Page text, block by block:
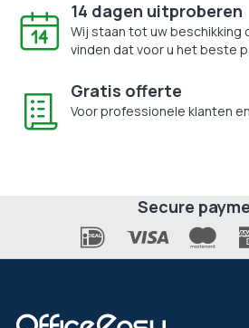
14 dagen uitproberen
Wij staan tot uw beschikking
vinden dat voor u het beste
Gratis offerte
Voor professionele klanten
Secure